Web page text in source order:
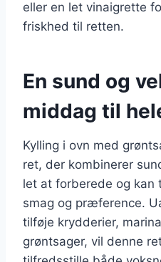
eller en let vinaigrette
friskhed til retten.
En sund og
middag til
Kylling i ovn med
ret, der kombinerer
let at forberede og kan
smag og præference.
tilføje krydderier,
grøntsager, vil denne